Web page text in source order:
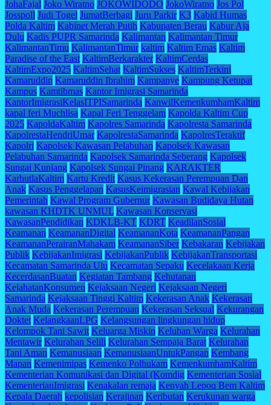
JohaFajal Joko Wiratno JOKOWIDODO JokoWiratno Jos Pol
Josspoll Judi Togel JumatBerbagi Juru Parkir K3 Kabid Humas
Polda Kaltim Kabinet Merah Putih Kabupaten Berau Kabur Aja
Dulu Kadis PUPR Samarinda Kalimantan Kalimantan Timur
KalimantanTimu KalimantanTimur kaltim Kaltim Emas Kaltim
Paradise of the East KaltimBerkarakter KaltimCerdas
KaltimExpo2025 KaltimSehat KaltimSukses KaltimTerkini
Kamaruddin Kamaruddin Ibrahim Kampanye Kampung Ketupat
Kampus Kamtibmas Kantor Imigrasi Samarinda
KantorImigrasiKelasITPISamarinda KanwilKemenkumhamKaltim
kapal feri Muchlisa Kapal Feri Tenggelam Kapolda Kaltim Cup
2025 KapoldaKaltim Kapolres Samarinda Kapolresta Samarinda
KapolrestaHendriUmar KapolrestaSamarinda KapolresTeraktif
Kapolri Kapolsek Kawasan Pelabuhan Kapolsek Kawasan
Pelabuhan Samarinda Kapolsek Samarinda Seberang Kapolsek
Sungai Kunjang Kapolsek Sungai Pinang KARAKTER
KarhutlaKaltim Kartu Kredit Kasus Kekerasan Perempuan Dan
Anak Kasus Penggelapan KasusKeimigrasian Kawal Kebijakan
Pemerintah Kawal Program Gubernur Kawasan Budidaya Hutan
kawasan KHDTK UNMUL Kawasan Konservasi
KawasanPendidikan KDKLB-KT KDRT KeadilanSosial
Keamanan KeamananDigital KeamananKota KeamananPangan
KeamananPerairanMahakam KeamananSiber Kebakaran Kebijakan
Publik KebijakanImigrasi KebijakanPublik KebijakanTransportasi
Kecamatan Samarinda Ulu Kecamatan Sepaku Kecelakaan Kerja
KecerdasanBuatan Kegiatan Tambang Kehutanan
KejahatanKonsumen Kejaksaan Negeri Kejaksaan Negeri
Samarinda Kejaksaan Tinggi Kaltim Kekerasan Anak Kekerasan
Anak Muda Kekerasan Perempuan Kekerasan Seksual Kekurangan
Doktet KelangkaanLPG Kelangsungan lingkungan hidup
Kelompok Tani Sawit Keluarga Miskin Keluhan Warga Kelurahan
Mentawir Kelurahan Selili Kelurahan Sempaja Barat Kelurahan
Tani Aman Kemanusiaan KemanusiaanUntukPangan Kembang
Mapan Kemenimipas Kemenko Polhukam KemenkumhamKaltim
Kementerian Komunikasi dan Digital (Komdig Kementerian Sosial
KementerianImigrasi Kenakalan remaja Kenyah Lepoq Bem Kaltim
Kepala Daerah kepolisian Kerajinan Keributan Kerukunan warga